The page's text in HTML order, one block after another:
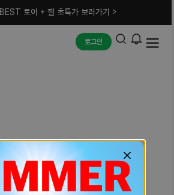
BEST 토이 + 젤 초특가 보러가기 >
로그인
예상치 못한 에러입니다.